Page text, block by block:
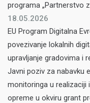
programa „Partnerstvo
18.05.2026
EU Program Digitalna
povezivanje lokalnih
upravljanje gradovima i
Javni poziv za nabavku
monitoringa u realizaciji
opreme u okviru grant